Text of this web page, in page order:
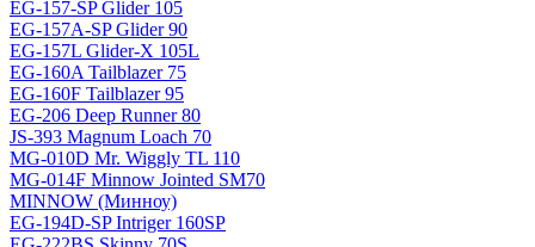
EG-157-SP Glider 105
EG-157A-SP Glider 90
EG-157L Glider-X 105L
EG-160A Tailblazer 75
EG-160F Tailblazer 95
EG-206 Deep Runner 80
JS-393 Magnum Loach 70
MG-010D Mr. Wiggly TL 110
MG-014F Minnow Jointed SM70
MINNOW (Минноу)
EG-194D-SP Intriger 160SP